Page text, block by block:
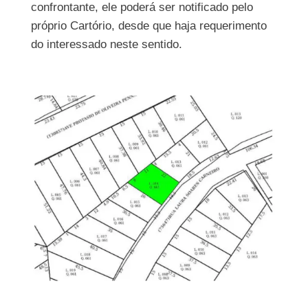
confrontante, ele poderá ser notificado pelo
próprio Cartório, desde que haja requerimento
do interessado neste sentido.